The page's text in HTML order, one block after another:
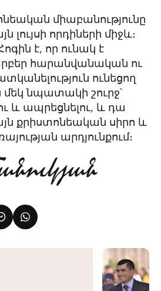
միաբանությունը
լույսի որդիների միջև։
է, որ ունակ է
հարանվանական ու
ունեցող
մեկ նպատակի շուրջ՝
և ապրեցնելու, և դա
քրիստոնեական սիրո և
արդյունքում։